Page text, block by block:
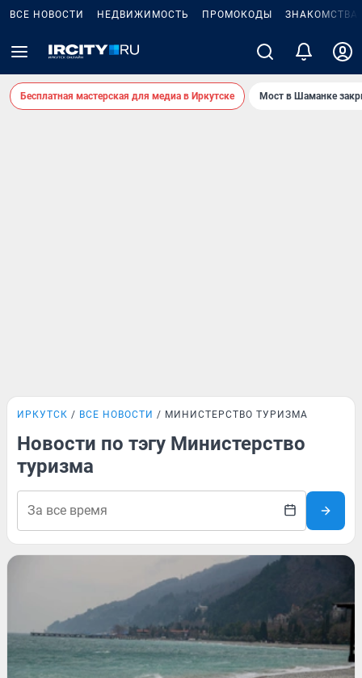
ВСЕ НОВОСТИ НЕДВИЖИМОСТЬ ПРОМОКОДЫ ЗНАКОМСТВА
Бесплатная мастерская для медиа в Иркутске Мост в Шаманке
ИРКУТСК ВСЕ НОВОСТИ МИНИСТЕРСТВО ТУРИЗМА
Новости по тэгу Министерство
туризма